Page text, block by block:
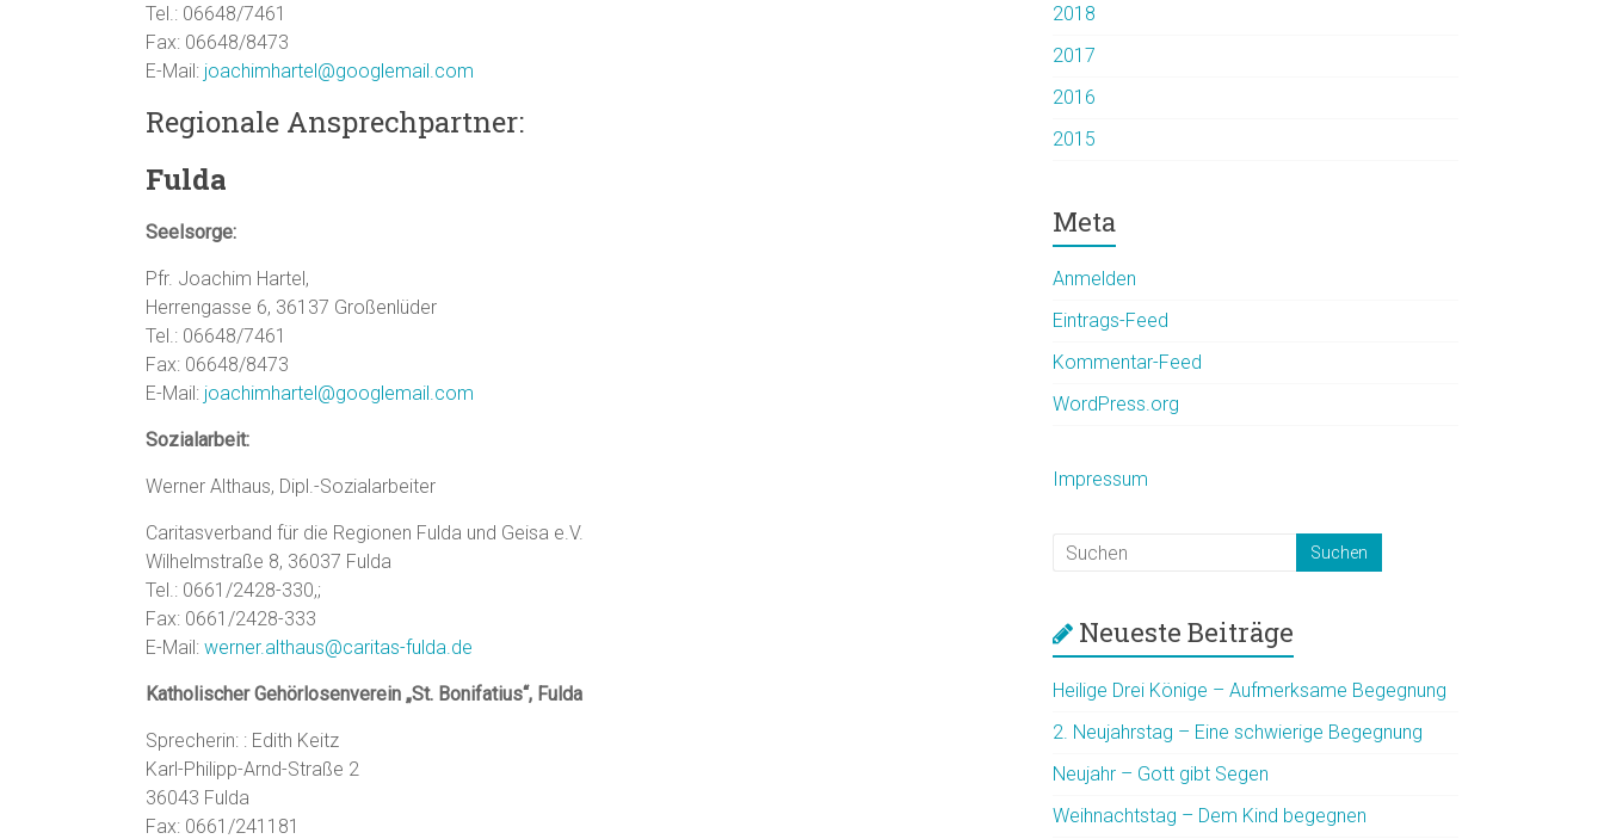
Tel.: 06648/7461
Fax: 06648/8473
E-Mail: joachimhartel@googlemail.com
Regionale Ansprechpartner:
Fulda
Seelsorge:
Pfr. Joachim Hartel,
Herrengasse 6, 36137 Großenlüder
Tel.: 06648/7461
Fax: 06648/8473
E-Mail: joachimhartel@googlemail.com
Sozialarbeit:
Werner Althaus, Dipl.-Sozialarbeiter
Caritasverband für die Regionen Fulda und Geisa e.V.
Wilhelmstraße 8, 36037 Fulda
Tel.: 0661/2428-330,;
Fax: 0661/2428-333
E-Mail: werner.althaus@caritas-fulda.de
Katholischer Gehörlosenverein „St. Bonifatius“, Fulda
Sprecherin: : Edith Keitz
Karl-Philipp-Arnd-Straße 2
36043 Fulda
Fax: 0661/241181
2018
2017
2016
2015
Meta
Anmelden
Eintrags-Feed
Kommentar-Feed
WordPress.org
Impressum
Neueste Beiträge
Heilige Drei Könige – Aufmerksame Begegnung
2. Neujahrstag – Eine schwierige Begegnung
Neujahr – Gott gibt Segen
Weihnachtstag – Dem Kind begegnen